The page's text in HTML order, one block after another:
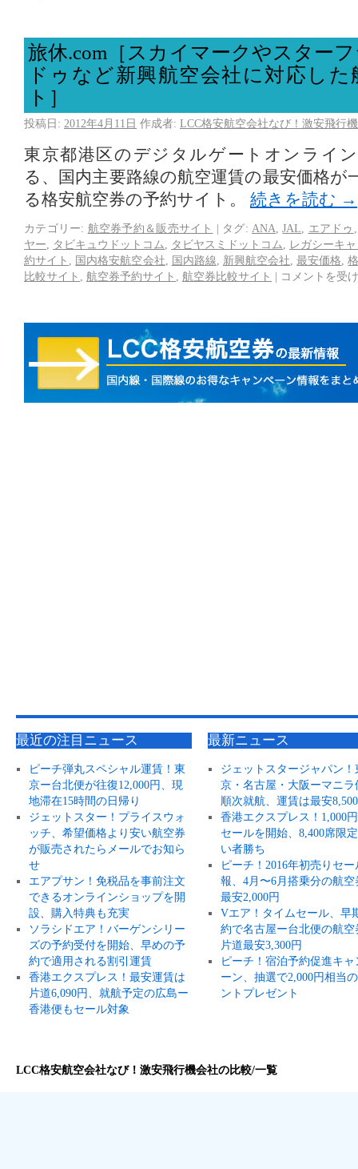
旅休.com［スカイマークやスター
ドゥなど新興航空会社に対応し
ト］
投稿日: 2012年4月11日 作成者: LCC格安航空会社なび！激安飛行
東京都港区のデジタルゲートオンライ
る、国内主要路線の航空運賃の最安価格が
る格安航空券の予約サイト。 続きを読む →
カテゴリー: 航空券予約＆販売サイト | タグ: ANA ,JAL エアドゥ
ヤー
タビキュウドットコム タビヤスミドットコム
レガシーキ
約サイト
国内格安航空会社 国内路線 新興航空会社 ,最安価格 ,
比較サイト
航空券予約サイト 航空券比較サイト | コメントを受
最近の注目ニュース
ピーチ弾丸スペシャル運賃！東
京ー台北便が往復12,000円、現
地滞在15時間の日帰り
ジェットスター！プライスウォ
ッチ、希望価格より安い航空券
が販売されたらメールでお知ら
せ
エアプサン！免税品を事前注文
できるオンラインショップを開
設、購入特典も充実
ソラシドエア！バーゲンシリー
ズの予約受付を開始、早めの予
約で適用される割引運賃
香港エクスプレス！最安運賃は
片道6,090円、就航予定の広島ー
香港便もセール対象
最新ニュース
ジェットスタージャパン！
京・名古屋・大阪ーマニラ
順次就航、運賃は最安
香港エクスプレス！1,000
セールを開始、8,400席限
い者勝ち
ピーチ！2016年初売りセー
報、4月〜6月搭乗分の航空
最安2,000円
Vエア！タイムセール、早
約で名古屋ー台北便の航空
片道最安3,300円
ピーチ！宿泊予約促進キャ
ーン、抽選で2,000円相当
ントプレゼント
LCC格安航空会社なび！激安飛行機会社の比較/一覧